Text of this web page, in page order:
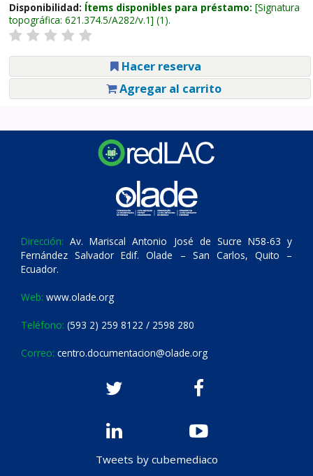
Disponibilidad: Ítems disponibles para préstamo: Signatura
topográfica: 621.374.5/A282/v.1 (1).
Hacer reserva
Agregar al carrito
Dirección: Av. Mariscal Antonio José de Sucre N58-63 y
Fernández Salvador Edif. Olade – San Carlos, Quito –
Ecuador.
Web: www.olade.org
Teléfono: (593 2) 259 8122 / 2598 280
Correo: centro.documentacion@olade.org
Tweets by cubemediaco